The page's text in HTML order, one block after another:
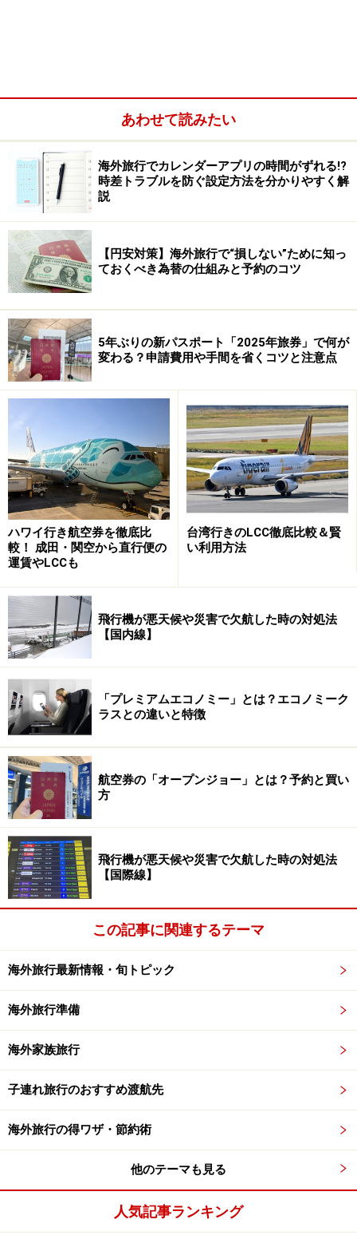
また、バブル期に流行した週末海外が、若い人を中心に
復活しそうな予感です。というのも、2月から導入予定
のプレミアムフライデーや、ハッピーマンデーが、近隣
アジアを中心とした人々の往来に拍車をかけそう。社会
人なりたての方は、学生旅とは違ったラグジュアリーな
ホテルを狙って、近場の海外でプチ贅沢をするのもよい
ですね。
今年、注目のデスティネーションはまず、ドナルド・ト
ランプ新大統領が就任したあとの新しいアメリカです。
それもハワイだけでなく、ラスベガスやニューヨークな
どなど、トランプ氏ゆかりの地が人気となりそう。また
今年は、オランダやフランスでも大統領選が予定されて
いて、ヨーロッパからも目が離せません。欧州旅行で注
目したいのが、リガ歴史地区が有名なラトビアなどバル
ト3国といった新しいデスティネーションです。また、
リピーターを中心にオーストリアやスイス、ドイツあた
りも盤石に推移しそうです。さらに、キューバやロシア
も気になります。近場では台湾や、2018年冬季五輪が平
昌で開催される韓国もおすすめです。
では、いよいよ、2017年ココが気になる海外旅行先ラン
キングを発表します。
第10位 ラトビア（バルト3国）
あわせて読みたい
海外旅行でカレンダーアプリの時間がずれる!?
時差トラブルを防ぐ設定方法を分かりやすく解
説
【円安対策】海外旅行で“損しない”ために知っ
ておくべき為替の仕組みと予約のコツ
5年ぶりの新パスポート「2025年旅券」で何が
変わる？申請費用や手間を省くコツと注意点
ハワイ行き航空券を徹底比
較！ 成田・関空から直行便の
運賃やLCCも
台湾行きのLCC徹底比較＆賢
い利用方法
飛行機が悪天候や災害で欠航した時の対処法
【国内線】
「プレミアムエコノミー」とは？エコノミーク
ラスとの違いと特徴
航空券の「オープンジョー」とは？予約と買い
方
飛行機が悪天候や災害で欠航した時の対処法
【国際線】
この記事に関連するテーマ
海外旅行最新情報・旬トピック
海外旅行準備
海外家族旅行
子連れ旅行のおすすめ渡航先
海外旅行の得ワザ・節約術
他のテーマも見る
人気記事ランキング